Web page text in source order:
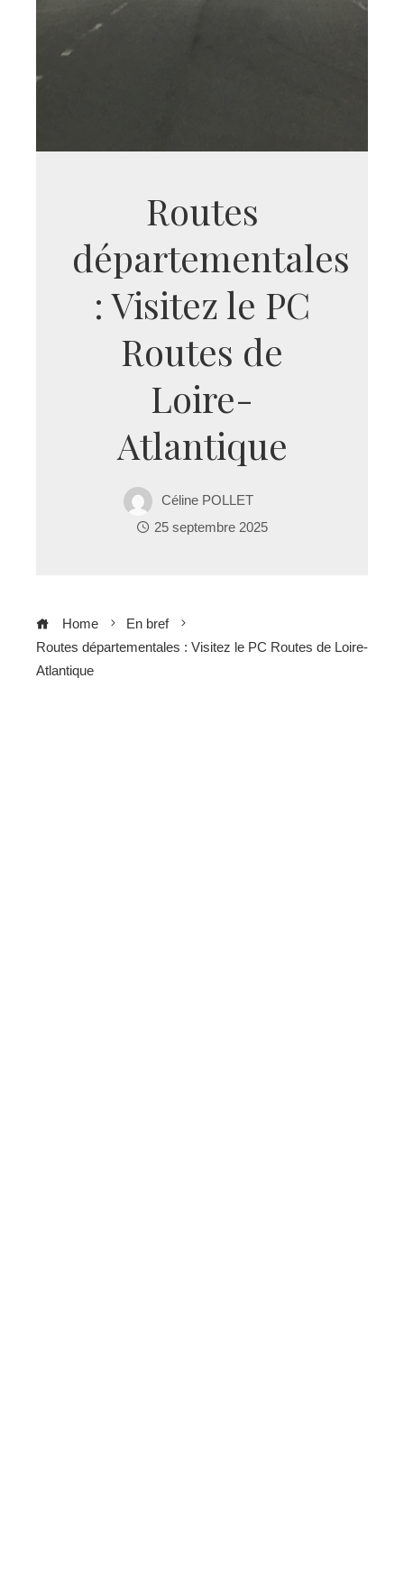
Routes
départementales
: Visitez le PC
Routes de
Loire-
Atlantique
Céline POLLET
25 septembre 2025
Home
En bref
Routes départementales : Visitez le PC Routes de Loire-
Atlantique